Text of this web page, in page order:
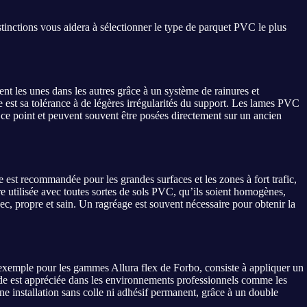
vous aidera à sélectionner le type de parquet PVC le plus
les unes dans les autres grâce à un système de rainures et
sa tolérance à de légères irrégularités du support. Les lames PVC
point et peuvent souvent être posées directement sur un ancien
est recommandée pour les grandes surfaces et les zones à fort trafic,
avec toutes sortes de sols PVC, qu’ils soient homogènes,
propre et sain. Un ragréage est souvent nécessaire pour obtenir la
pour les gammes Allura flex de Forbo, consiste à appliquer un
appréciée dans les environnements professionnels comme les
installation sans colle ni adhésif permanent, grâce à un double